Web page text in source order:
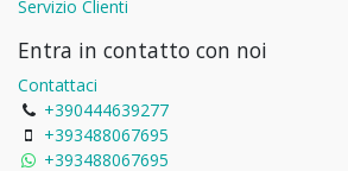
Servizio Clienti
Entra in contatto con noi
Contattaci
+390444639277
+393488067695
+393488067695